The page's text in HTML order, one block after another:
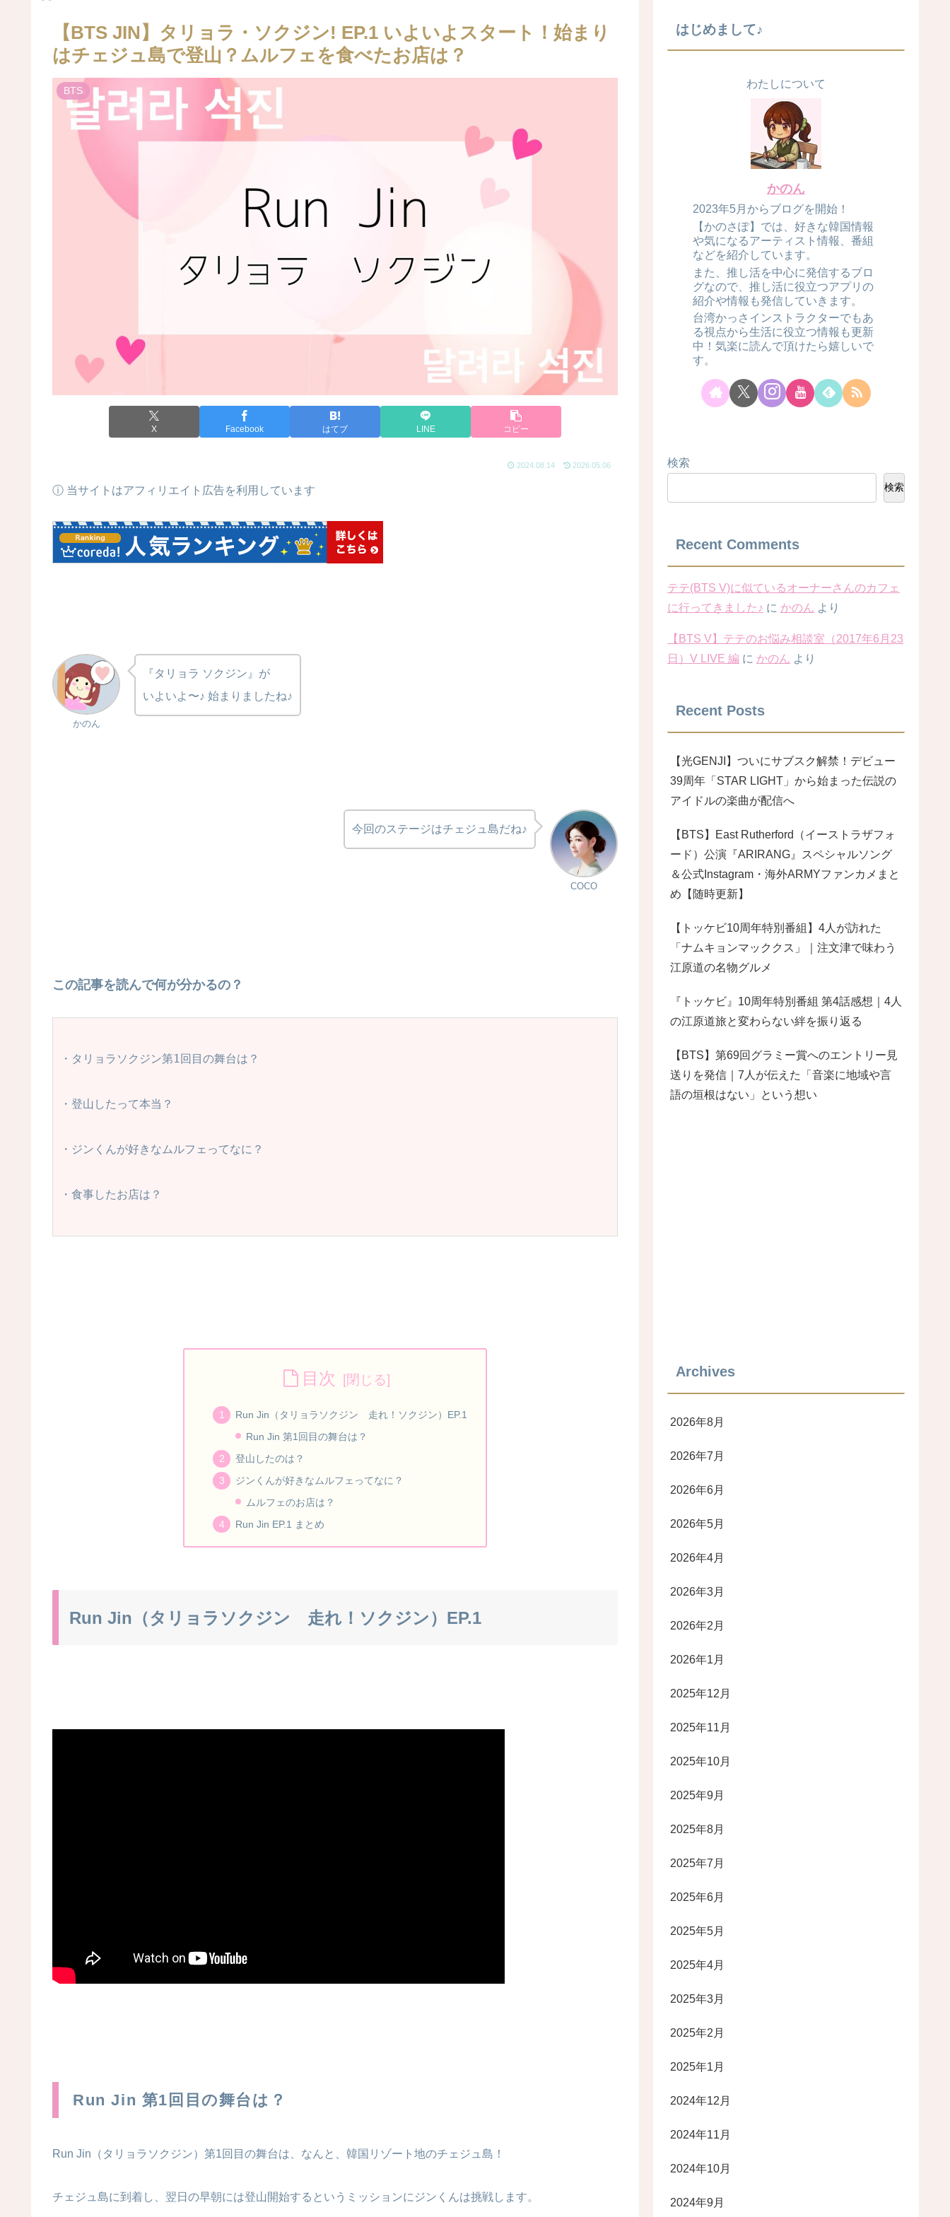
【BTS JIN】タリョラ・ソクジン! EP.1 いよいよスタート！始まり
はチェジュ島で登山？ムルフェを食べたお店は？
BTS
X Facebook はてブ LINE コピー
2024.08.14 2026.05.06
ⓘ 当サイトはアフィリエイト広告を利用しています
かのん
『タリョラ ソクジン』が
いよいよ〜♪ 始まりましたね♪
COCO
今回のステージはチェジュ島だね♪
この記事を読んで何が分かるの？
・タリョラソクジン第1回目の舞台は？
・登山したって本当？
・ジンくんが好きなムルフェってなに？
・食事したお店は？
目次
Run Jin（タリョラソクジン 走れ！ソクジン）EP.1
Run Jin 第1回目の舞台は？
登山したのは？
ジンくんが好きなムルフェってなに？
ムルフェのお店は？
Run Jin EP.1 まとめ
Run Jin（タリョラソクジン 走れ！ソクジン）EP.1
Run Jin 第1回目の舞台は？
Run Jin（タリョラソクジン）第1回目の舞台は、なんと、韓国リゾート地のチェジュ島！
チェジュ島に到着し、翌日の早朝には登山開始するというミッションにジンくんは挑戦します。
はじめまして♪
わたしについて
かのん
2023年5月からブログを開始！
【かのさぽ】では、好きな韓国情報
や気になるアーティスト情報、番組
などを紹介しています。
また、推し活を中心に発信するブロ
グなので、推し活に役立つアプリの
紹介や情報も発信していきます。
台湾かっさインストラクターでもあ
る視点から生活に役立つ情報も更新
中！気楽に読んで頂けたら嬉しいで
す。
検索
検索
Recent Comments
テテ(BTS V)に似ているオーナーさんのカフェ
に行ってきました♪ に かのん より
【BTS V】テテのお悩み相談室（2017年6月23
日）V LIVE 編 に かのん より
Recent Posts
【光GENJI】ついにサブスク解禁！デビュー
39周年「STAR LIGHT」から始まった伝説の
アイドルの楽曲が配信へ
【BTS】East Rutherford（イーストラザフォ
ード）公演『ARIRANG』スペシャルソング
＆公式Instagram・海外ARMYファンカメまと
め【随時更新】
【トッケビ10周年特別番組】4人が訪れた
「ナムキョンマッククス」｜注文津で味わう
江原道の名物グルメ
『トッケビ』10周年特別番組 第4話感想｜4人
の江原道旅と変わらない絆を振り返る
【BTS】第69回グラミー賞へのエントリー見
送りを発信｜7人が伝えた「音楽に地域や言
語の垣根はない」という想い
Archives
2026年8月
2026年7月
2026年6月
2026年5月
2026年4月
2026年3月
2026年2月
2026年1月
2025年12月
2025年11月
2025年10月
2025年9月
2025年8月
2025年7月
2025年6月
2025年5月
2025年4月
2025年3月
2025年2月
2025年1月
2024年12月
2024年11月
2024年10月
2024年9月